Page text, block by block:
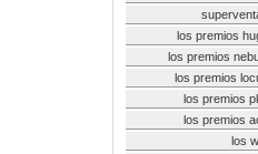
los premios
los premios
los premios
los premios
los premios
los